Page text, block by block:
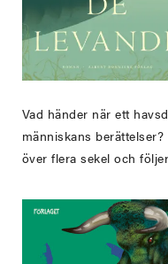
Vad händer när ett
människans
över flera sekel och